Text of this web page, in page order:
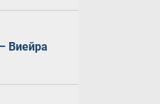
Виейра